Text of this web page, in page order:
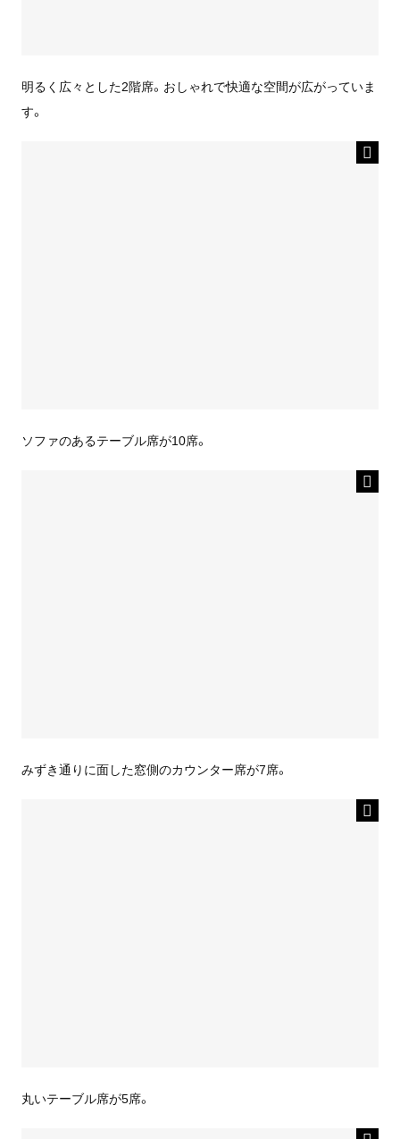
明るく広々とした2階席。おしゃれで快適な空間が広がっていま
す。
ソファのあるテーブル席が10席。
みずき通りに面した窓側のカウンター席が7席。
丸いテーブル席が5席。